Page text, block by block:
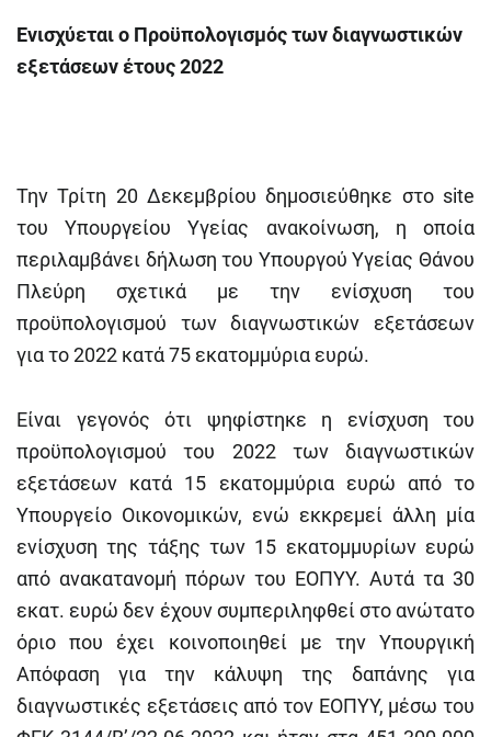
Ενισχύεται ο Προϋπολογισμός των διαγνωστικών
εξετάσεων έτους 2022
Την Τρίτη 20 Δεκεμβρίου δημοσιεύθηκε στο site
του Υπουργείου Υγείας ανακοίνωση, η οποία
περιλαμβάνει δήλωση του Υπουργού Υγείας Θάνου
Πλεύρη σχετικά με την ενίσχυση του
προϋπολογισμού των διαγνωστικών εξετάσεων
για το 2022 κατά 75 εκατομμύρια ευρώ.
Είναι γεγονός ότι ψηφίστηκε η ενίσχυση του
προϋπολογισμού του 2022 των διαγνωστικών
εξετάσεων κατά 15 εκατομμύρια ευρώ από το
Υπουργείο Οικονομικών, ενώ εκκρεμεί άλλη μία
ενίσχυση της τάξης των 15 εκατομμυρίων ευρώ
από ανακατανομή πόρων του ΕΟΠΥΥ. Αυτά τα 30
εκατ. ευρώ δεν έχουν συμπεριληφθεί στο ανώτατο
όριο που έχει κοινοποιηθεί με την Υπουργική
Απόφαση για την κάλυψη της δαπάνης για
διαγνωστικές εξετάσεις από τον ΕΟΠΥΥ, μέσω του